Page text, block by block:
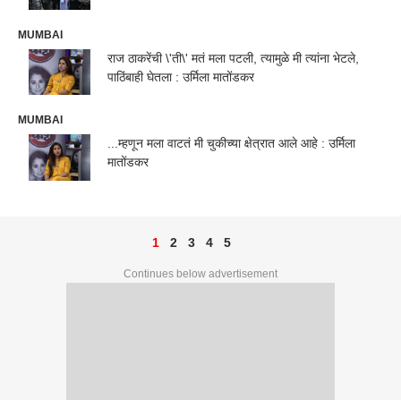
MUMBAI
राज ठाकरेंची \'ती\' मतं मला पटली, त्यामुळे मी त्यांना भेटले,
पाठिंबाही घेतला : उर्मिला मातोंडकर
MUMBAI
...म्हणून मला वाटतं मी चुकीच्या क्षेत्रात आले आहे : उर्मिला
मातोंडकर
1 2 3 4 5
Continues below advertisement